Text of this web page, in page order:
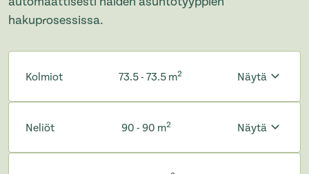
hakuprosessissa.
Kolmiot 73.5 - 73.5 m2 Näytä
Neliöt 90 - 90 m2 Näytä